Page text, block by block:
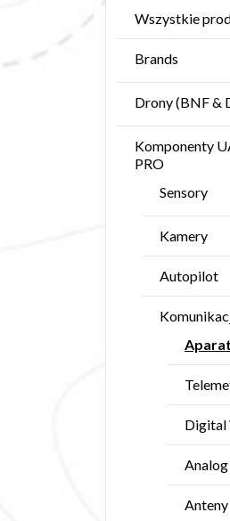
Wszystkie
Brands
Drony (BNF &
Komponenty
PRO
Sensory
Kamery
Autopilot
Digital
Anteny